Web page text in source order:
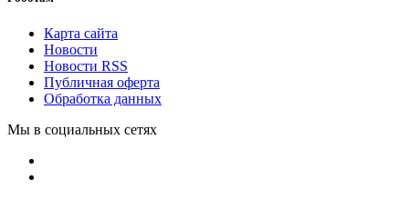
Карта сайта
Новости
Новости RSS
Публичная оферта
Обработка данных
Мы в социальных сетях